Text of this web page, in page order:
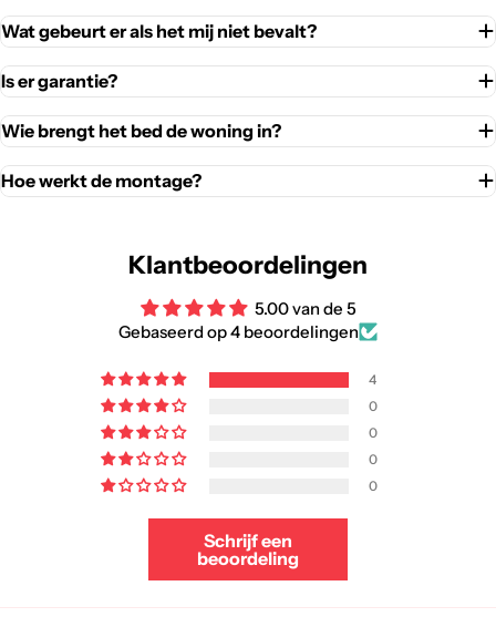
Wat gebeurt er als het mij niet bevalt?
Is er garantie?
Wie brengt het bed de woning in?
Hoe werkt de montage?
Klantbeoordelingen
5.00 van de 5
Gebaseerd op 4 beoordelingen
4
0
0
0
0
Schrijf een
beoordeling